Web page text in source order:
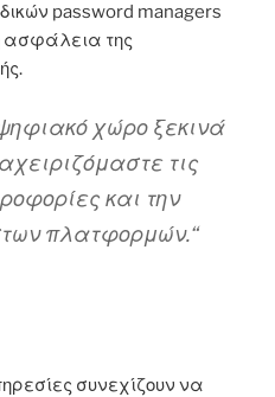
password managers
ασφάλεια της
χώρο ξεκινά
τις
και την
πλατφορμών.“
συνεχίζουν να